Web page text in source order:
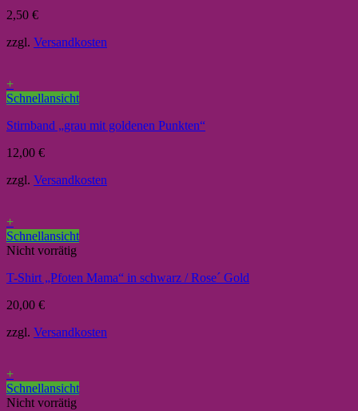
2,50 €
zzgl. Versandkosten
+
Schnellansicht
Stirnband „grau mit goldenen Punkten“
12,00 €
zzgl. Versandkosten
+
Schnellansicht
Nicht vorrätig
T-Shirt „Pfoten Mama“ in schwarz / Rose´ Gold
20,00 €
zzgl. Versandkosten
+
Schnellansicht
Nicht vorrätig